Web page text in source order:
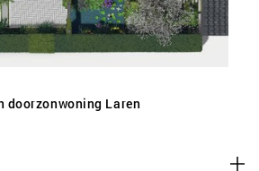
doorzonwoning Laren